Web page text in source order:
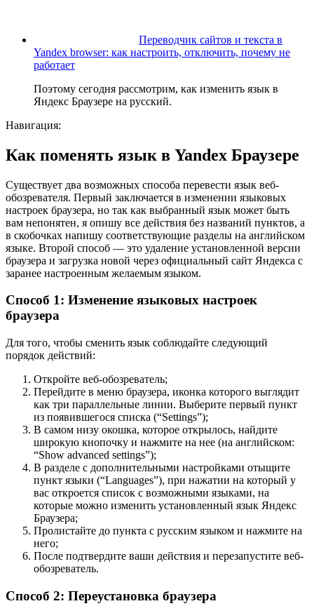
Переводчик сайтов и текста в
Yandex browser: как настроить, отключить, почему не
работает
Поэтому сегодня рассмотрим, как изменить язык в
Яндекс Браузере на русский.
Навигация:
Как поменять язык в Yandex Браузере
Существует два возможных способа перевести язык веб-
обозревателя. Первый заключается в изменении языковых
настроек браузера, но так как выбранный язык может быть
вам непонятен, я опишу все действия без названий пунктов, а
в скобочках напишу соответствующие разделы на английском
языке. Второй способ — это удаление установленной версии
браузера и загрузка новой через официальный сайт Яндекса с
заранее настроенным желаемым языком.
Способ 1: Изменение языковых настроек
браузера
Для того, чтобы сменить язык соблюдайте следующий
порядок действий:
Откройте веб-обозреватель;
Перейдите в меню браузера, иконка которого выглядит
как три параллельные линии. Выберите первый пункт
из появившегося списка (“Settings”);
В самом низу окошка, которое открылось, найдите
широкую кнопочку и нажмите на нее (на английском:
“Show advanced settings”);
В разделе с дополнительными настройками отыщите
пункт языки (“Languages”), при нажатии на который у
вас откроется список с возможными языками, на
которые можно изменить установленный язык Яндекс
Браузера;
Пролистайте до пункта с русским языком и нажмите на
него;
После подтвердите ваши действия и перезапустите веб-
обозреватель.
Способ 2: Переустановка браузера